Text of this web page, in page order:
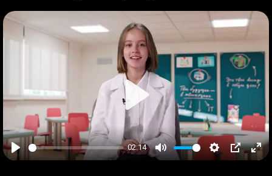
Play
02:14
Mute Settings
PIP
Play